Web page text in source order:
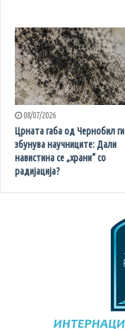
08/07/2026
Црната габа од Чернобил ги
збунува научниците: Дали
навистина се „храни“ со
радијација?